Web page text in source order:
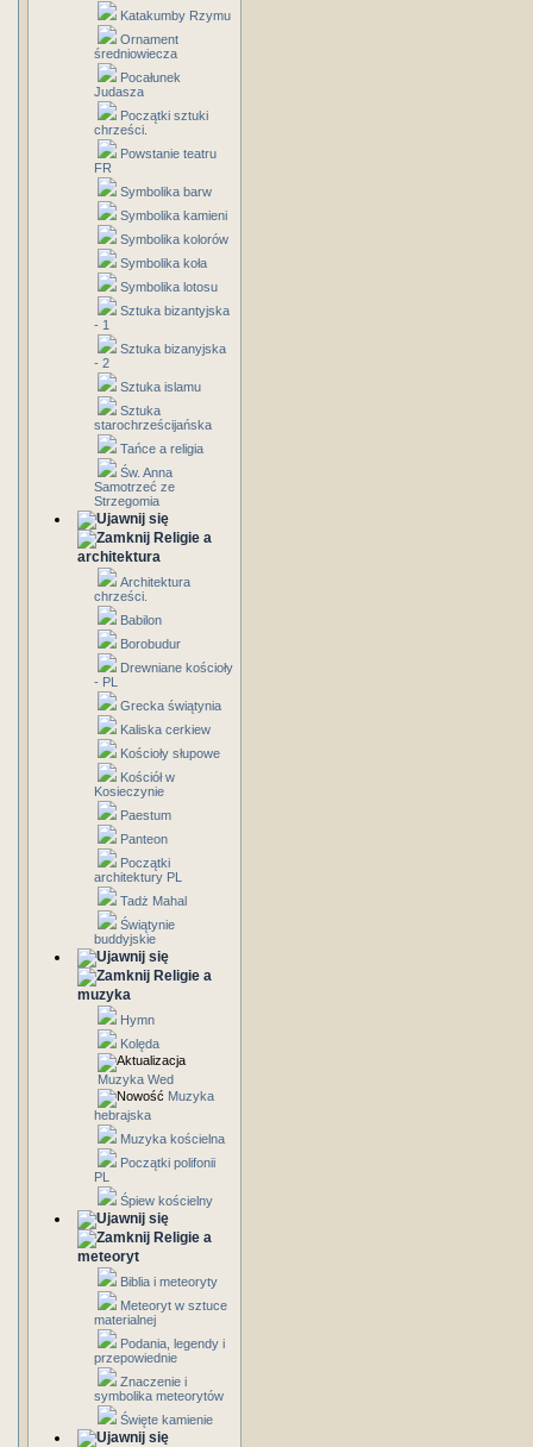
Katakumby Rzymu
Ornament
średniowiecza
Pocałunek
Judasza
Początki sztuki
chrześci.
Powstanie teatru
FR
Symbolika barw
Symbolika kamieni
Symbolika kolorów
Symbolika koła
Symbolika lotosu
Sztuka bizantyjska
- 1
Sztuka bizanyjska
- 2
Sztuka islamu
Sztuka
starochrześcijańska
Tańce a religia
Św. Anna
Samotrzeć ze
Strzegomia
Religie a
architektura
Architektura
chrześci.
Babilon
Borobudur
Drewniane kościoły
- PL
Grecka świątynia
Kaliska cerkiew
Kościoły słupowe
Kościół w
Kosieczynie
Paestum
Panteon
Początki
architektury PL
Tadż Mahal
Świątynie
buddyjskie
Religie a
muzyka
Hymn
Kolęda
Muzyka Wed
Muzyka
hebrajska
Muzyka kościelna
Początki polifonii
PL
Śpiew kościelny
Religie a
meteoryt
Biblia i meteoryty
Meteoryt w sztuce
materialnej
Podania, legendy i
przepowiednie
Znaczenie i
symbolika meteorytów
Święte kamienie